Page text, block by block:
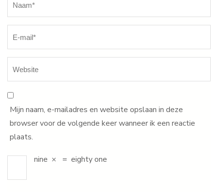
Mijn naam, e-mailadres en website opslaan in deze
browser voor de volgende keer wanneer ik een reactie
plaats.
nine × = eighty one